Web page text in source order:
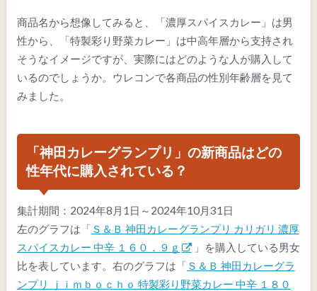
商品名から想像してみると、「濃厚スパイスカレー」は男
性から、「特製彩り野菜カレー」は中高年層から支持され
そうなイメージですが、実際にはどのような人が購入して
いるのでしょうか。ウレコンで各商品の性別年齢層を見て
みました。
「神田カレーグランプリ」の新商品はどの
性年代に購入されている？
集計期間：2024年8月1日～2024年10月31日
左のグラフは「 Ｓ＆Ｂ 神田カレーグランプリ カリガリ 濃厚
スパイスカレー 中辛 １６０．９ｇ
」を購入している男女
比を表しています。右のグラフは「 Ｓ＆Ｂ 神田カレーグラ
ンプリ ｊｉｍｂｏｃｈｏ 特製彩り野菜カレー 中辛 １８０